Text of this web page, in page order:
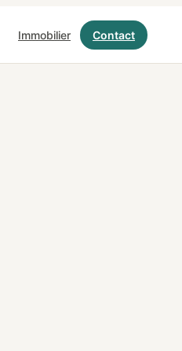
Immobilier Contact